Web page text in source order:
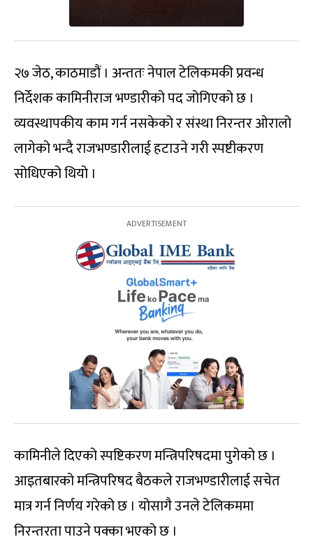
२७ जेठ, काठमाडौं । अन्ततः नेपाल टेलिकमकी प्रवन्ध
निर्देशक कामिनीराज भण्डारीको पद जोगिएको छ ।
व्यवस्थापकीय काम गर्न नसकेको र संस्था निरन्तर ओरालो
लागेको भन्दै राजभण्डारीलाई हटाउने गरी स्पष्टीकरण
सोधिएको थियो ।
कामिनीले दिएको स्पष्टिकरण मन्त्रिपरिषदमा पुगेको छ ।
आइतबारको मन्त्रिपरिषद बैठकले राजभण्डारीलाई सचेत
मात्र गर्न निर्णय गरेको छ । योसागै उनले टेलिकममा
निरन्तरता पाउने पक्का भएको छ ।